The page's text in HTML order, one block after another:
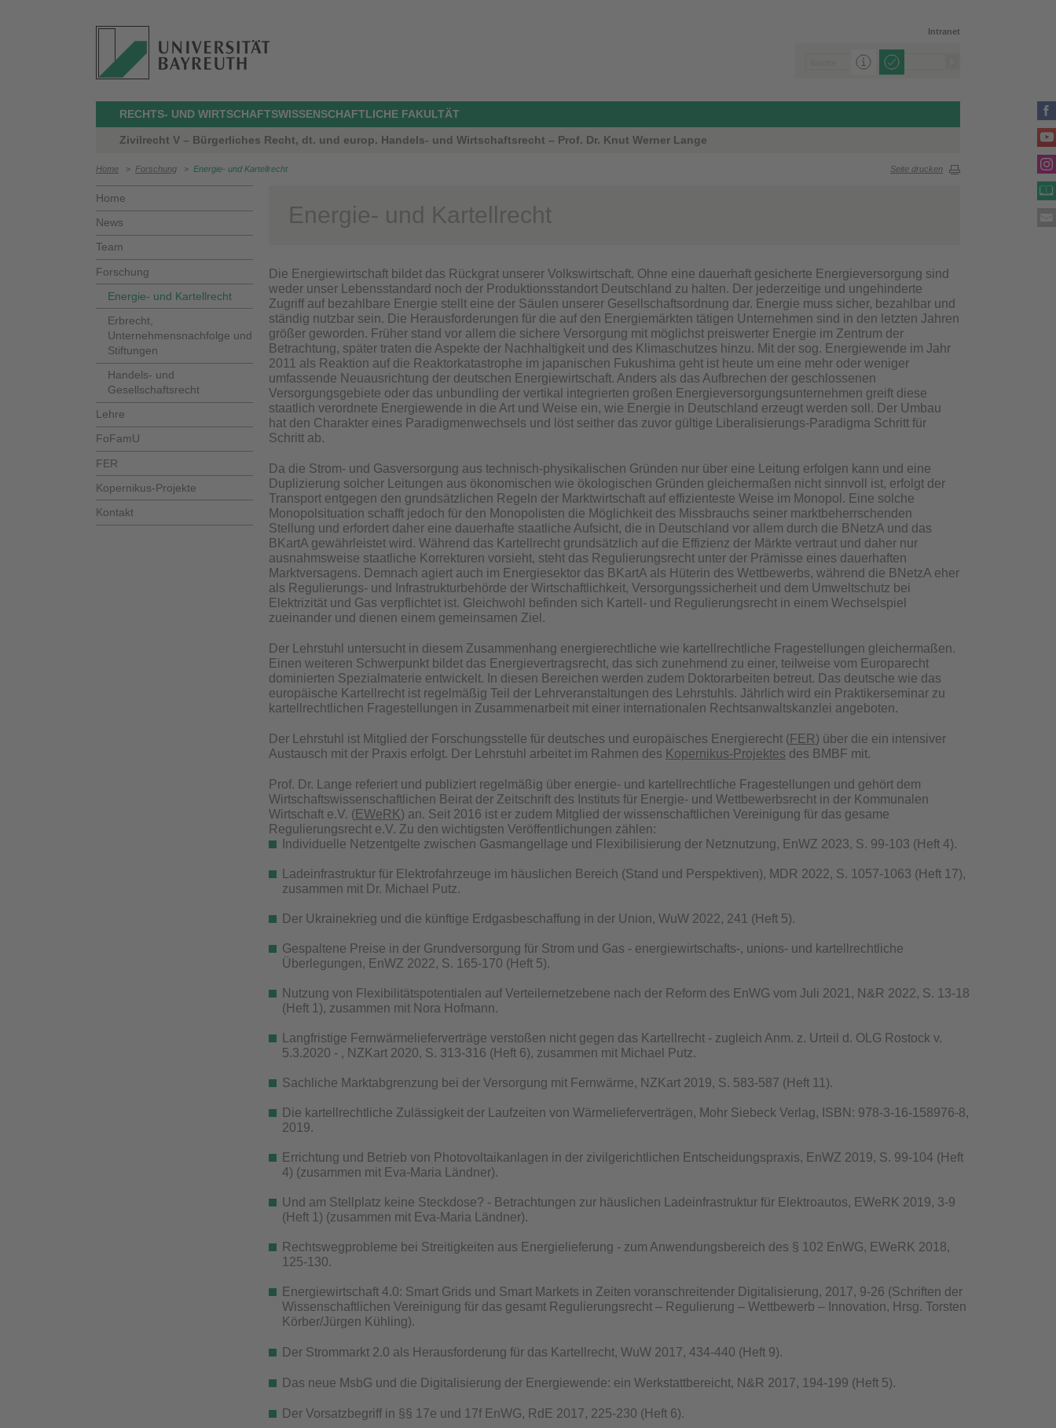
Intranet
RECHTS- UND WIRTSCHAFTSWISSENSCHAFTLICHE FAKULTÄT
Zivilrecht V – Bürgerliches Recht, dt. und europ. Handels- und Wirtschaftsrecht – Prof. Dr. Knut Werner Lange
Home > Forschung > Energie- und Kartellrecht Seite drucken
Home
News
Team
Forschung
Energie- und Kartellrecht
Erbrecht,
Unternehmensnachfolge und
Stiftungen
Handels- und
Gesellschaftsrecht
Lehre
FoFamU
FER
Kopernikus-Projekte
Kontakt
Energie- und Kartellrecht
Die Energiewirtschaft bildet das Rückgrat unserer Volkswirtschaft. Ohne eine dauerhaft gesicherte Energieversorgung sind
weder unser Lebensstandard noch der Produktionsstandort Deutschland zu halten. Der jederzeitige und ungehinderte
Zugriff auf bezahlbare Energie stellt eine der Säulen unserer Gesellschaftsordnung dar. Energie muss sicher, bezahlbar und
ständig nutzbar sein. Die Herausforderungen für die auf den Energiemärkten tätigen Unternehmen sind in den letzten Jahren
größer geworden. Früher stand vor allem die sichere Versorgung mit möglichst preiswerter Energie im Zentrum der
Betrachtung, später traten die Aspekte der Nachhaltigkeit und des Klimaschutzes hinzu. Mit der sog. Energiewende im Jahr
2011 als Reaktion auf die Reaktorkatastrophe im japanischen Fukushima geht ist heute um eine mehr oder weniger
umfassende Neuausrichtung der deutschen Energiewirtschaft. Anders als das Aufbrechen der geschlossenen
Versorgungsgebiete oder das unbundling der vertikal integrierten großen Energieversorgungsunternehmen greift diese
staatlich verordnete Energiewende in die Art und Weise ein, wie Energie in Deutschland erzeugt werden soll. Der Umbau
hat den Charakter eines Paradigmenwechsels und löst seither das zuvor gültige Liberalisierungs-Paradigma Schritt für
Schritt ab.
Da die Strom- und Gasversorgung aus technisch-physikalischen Gründen nur über eine Leitung erfolgen kann und eine
Duplizierung solcher Leitungen aus ökonomischen wie ökologischen Gründen gleichermaßen nicht sinnvoll ist, erfolgt der
Transport entgegen den grundsätzlichen Regeln der Marktwirtschaft auf effizienteste Weise im Monopol. Eine solche
Monopolsituation schafft jedoch für den Monopolisten die Möglichkeit des Missbrauchs seiner marktbeherrschenden
Stellung und erfordert daher eine dauerhafte staatliche Aufsicht, die in Deutschland vor allem durch die BNetzA und das
BKartA gewährleistet wird. Während das Kartellrecht grundsätzlich auf die Effizienz der Märkte vertraut und daher nur
ausnahmsweise staatliche Korrekturen vorsieht, steht das Regulierungsrecht unter der Prämisse eines dauerhaften
Marktversagens. Demnach agiert auch im Energiesektor das BKartA als Hüterin des Wettbewerbs, während die BNetzA eher
als Regulierungs- und Infrastrukturbehörde der Wirtschaftlichkeit, Versorgungssicherheit und dem Umweltschutz bei
Elektrizität und Gas verpflichtet ist. Gleichwohl befinden sich Kartell- und Regulierungsrecht in einem Wechselspiel
zueinander und dienen einem gemeinsamen Ziel.
Der Lehrstuhl untersucht in diesem Zusammenhang energierechtliche wie kartellrechtliche Fragestellungen gleichermaßen.
Einen weiteren Schwerpunkt bildet das Energievertragsrecht, das sich zunehmend zu einer, teilweise vom Europarecht
dominierten Spezialmaterie entwickelt. In diesen Bereichen werden zudem Doktorarbeiten betreut. Das deutsche wie das
europäische Kartellrecht ist regelmäßig Teil der Lehrveranstaltungen des Lehrstuhls. Jährlich wird ein Praktikerseminar zu
kartellrechtlichen Fragestellungen in Zusammenarbeit mit einer internationalen Rechtsanwaltskanzlei angeboten.
Der Lehrstuhl ist Mitglied der Forschungsstelle für deutsches und europäisches Energierecht (FER) über die ein intensiver
Austausch mit der Praxis erfolgt. Der Lehrstuhl arbeitet im Rahmen des Kopernikus-Projektes des BMBF mit.
Prof. Dr. Lange referiert und publiziert regelmäßig über energie- und kartellrechtliche Fragestellungen und gehört dem
Wirtschaftswissenschaftlichen Beirat der Zeitschrift des Instituts für Energie- und Wettbewerbsrecht in der Kommunalen
Wirtschaft e.V. (EWeRK) an. Seit 2016 ist er zudem Mitglied der wissenschaftlichen Vereinigung für das gesame
Regulierungsrecht e.V. Zu den wichtigsten Veröffentlichungen zählen:
Individuelle Netzentgelte zwischen Gasmangellage und Flexibilisierung der Netznutzung, EnWZ 2023, S. 99-103 (Heft 4).
Ladeinfrastruktur für Elektrofahrzeuge im häuslichen Bereich (Stand und Perspektiven), MDR 2022, S. 1057-1063 (Heft 17),
zusammen mit Dr. Michael Putz.
Der Ukrainekrieg und die künftige Erdgasbeschaffung in der Union, WuW 2022, 241 (Heft 5).
Gespaltene Preise in der Grundversorgung für Strom und Gas - energiewirtschafts-, unions- und kartellrechtliche
Überlegungen, EnWZ 2022, S. 165-170 (Heft 5).
Nutzung von Flexibilitätspotentialen auf Verteilernetzebene nach der Reform des EnWG vom Juli 2021, N&R 2022, S. 13-18
(Heft 1), zusammen mit Nora Hofmann.
Langfristige Fernwärmelieferverträge verstoßen nicht gegen das Kartellrecht - zugleich Anm. z. Urteil d. OLG Rostock v.
5.3.2020 - , NZKart 2020, S. 313-316 (Heft 6), zusammen mit Michael Putz.
Sachliche Marktabgrenzung bei der Versorgung mit Fernwärme, NZKart 2019, S. 583-587 (Heft 11).
Die kartellrechtliche Zulässigkeit der Laufzeiten von Wärmelieferverträgen, Mohr Siebeck Verlag, ISBN: 978-3-16-158976-8,
2019.
Errichtung und Betrieb von Photovoltaikanlagen in der zivilgerichtlichen Entscheidungspraxis, EnWZ 2019, S. 99-104 (Heft
4) (zusammen mit Eva-Maria Ländner).
Und am Stellplatz keine Steckdose? - Betrachtungen zur häuslichen Ladeinfrastruktur für Elektroautos, EWeRK 2019, 3-9
(Heft 1) (zusammen mit Eva-Maria Ländner).
Rechtswegprobleme bei Streitigkeiten aus Energielieferung - zum Anwendungsbereich des § 102 EnWG, EWeRK 2018,
125-130.
Energiewirtschaft 4.0: Smart Grids und Smart Markets in Zeiten voranschreitender Digitalisierung, 2017, 9-26 (Schriften der
Wissenschaftlichen Vereinigung für das gesamt Regulierungsrecht – Regulierung – Wettbewerb – Innovation, Hrsg. Torsten
Körber/Jürgen Kühling).
Der Strommarkt 2.0 als Herausforderung für das Kartellrecht, WuW 2017, 434-440 (Heft 9).
Das neue MsbG und die Digitalisierung der Energiewende: ein Werkstattbereicht, N&R 2017, 194-199 (Heft 5).
Der Vorsatzbegriff in §§ 17e und 17f EnWG, RdE 2017, 225-230 (Heft 6).